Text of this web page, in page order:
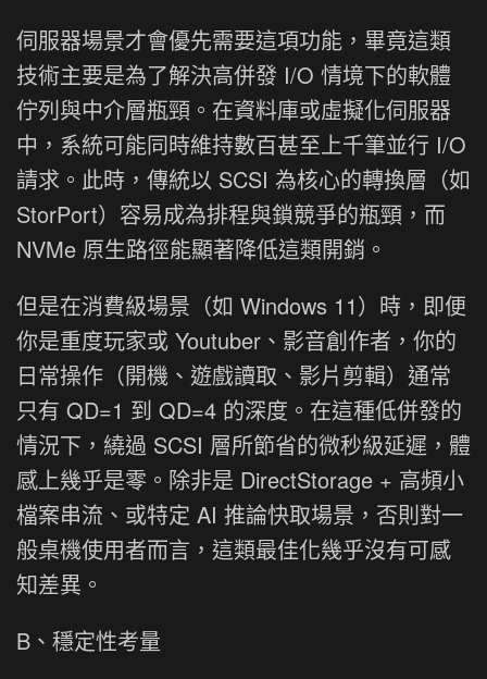
伺服器場景才會優先需要這項功能，畢竟這類
技術主要是為了解決高併發 I/O 情境下的軟體
佇列與中介層瓶頸。在資料庫或虛擬化伺服器
中，系統可能同時維持數百甚至上千筆並行 I/O
請求。此時，傳統以 SCSI 為核心的轉換層（如
StorPort）容易成為排程與鎖競爭的瓶頸，而
NVMe 原生路徑能顯著降低這類開銷。
但是在消費級場景（如 Windows 11）時，即便
你是重度玩家或 Youtuber、影音創作者，你的
日常操作（開機、遊戲讀取、影片剪輯）通常
只有 QD=1 到 QD=4 的深度。在這種低併發的
情況下，繞過 SCSI 層所節省的微秒級延遲，體
感上幾乎是零。除非是 DirectStorage + 高頻小
檔案串流、或特定 AI 推論快取場景，否則對一
般桌機使用者而言，這類最佳化幾乎沒有可感
知差異。
B、穩定性考量